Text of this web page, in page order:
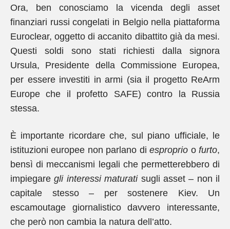
Ora, ben conosciamo la vicenda degli asset
finanziari russi congelati in Belgio nella piattaforma
Euroclear, oggetto di accanito dibattito già da mesi.
Questi soldi sono stati richiesti dalla signora
Ursula, Presidente della Commissione Europea,
per essere investiti in armi (sia il progetto ReArm
Europe che il profetto SAFE) contro la Russia
stessa.
È importante ricordare che, sul piano ufficiale, le
istituzioni europee non parlano diesproprio ofurto,
bensì di meccanismi legali che permetterebbero di
impiegaregli interessi maturatisugli asset – non il
capitale stesso – per sostenere Kiev. Un
escamoutage giornalistico davvero interessante,
che però non cambia la natura dell’atto.